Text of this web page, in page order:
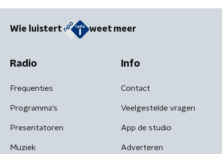
Wie luistert weet meer
Radio
Frequenties
Programma's
Presentatoren
Muziek
Info
Contact
Veelgestelde vragen
App de studio
Adverteren